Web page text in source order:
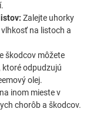
Zalejte uhorky
na listoch a
škodcov môžete
ktoré odpudzujú
olej.
inom mieste v
chorôb a škodcov.